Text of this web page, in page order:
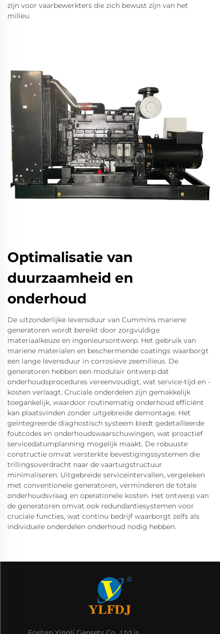
zijn voor vaarbewerkters die zich bewust zijn van het
milieu.
Optimalisatie van
duurzaamheid en
onderhoud
De uitzonderlijke levensduur van Cummins mariene
generatoren wordt bereikt door zorgvuldige
materiaalkeuze en ingenieursontwerp. Het gebruik van
mariene materialen en beschermende coatings waarborgt
een lange levensduur in corrosieve zeemilieus. De
generatoren hebben een modulair ontwerp dat
onderhoudsprocedures vereenvoudigt, wat service-tijd en -
kosten verlaagt. Cruciale onderdelen zijn gemakkelijk
toegankelijk, waardoor routinematig onderhoud efficiënt
kan plaatsvinden zonder uitgebreide demontage. Het
geïntegreerde diagnostisch systeem biedt gedetailleerde
foutcodes en onderhoudswaarschuwingen, wat proactief
servicedatumplanning mogelijk maakt. De robuuste
constructie omvat versterkte bevestigingssystemen die
trillingsoverdracht naar de vaartuigstructuur
minimaliseren. Uitgebreide serviceintervallen, vergeleken
met conventionele generatoren, verminderen de totale
onderhoudsvraag en operationele kosten. Het ontwerp van
de generatoren omvat ook redundantiesystemen voor
cruciale functies, wat continu bedrijf waarborgt zelfs als
individuele onderdelen onderhoud nodig hebben.